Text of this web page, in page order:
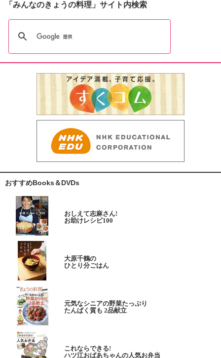
「みんなのきょうの料理」サイト内検索
おすすめBooks＆DVDs
おしえて志麻さん!
お助けレシピ100
大原千鶴の
ひとり分ごはん
元気なシニアの野菜たっぷり
たんぱく質も 2品献立
これならできる!
ハツ江おばあちゃんの人気お弁当